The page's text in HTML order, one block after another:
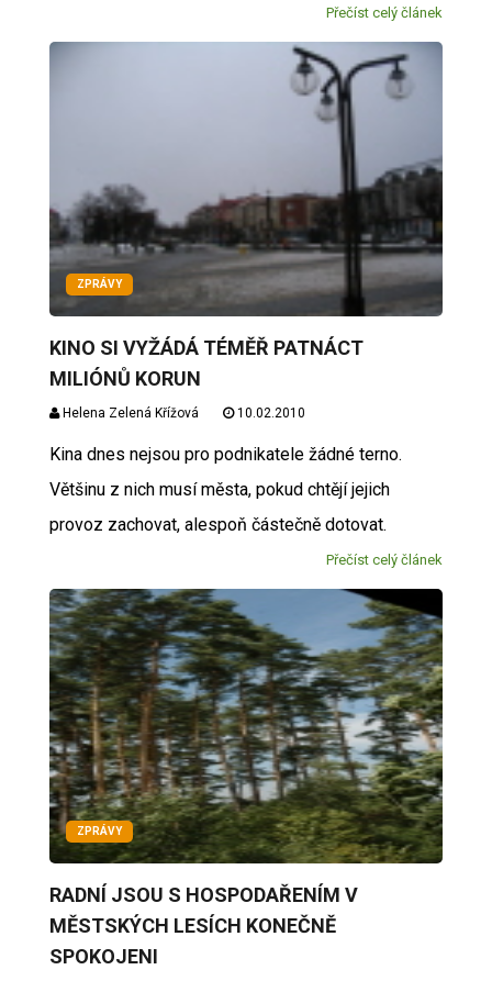
Přečíst celý článek
ZPRÁVY
KINO SI VYŽÁDÁ TÉMĚŘ PATNÁCT
MILIÓNŮ KORUN
Helena Zelená Křížová 10.02.2010
Kina dnes nejsou pro podnikatele žádné terno.
Většinu z nich musí města, pokud chtějí jejich
provoz zachovat, alespoň částečně dotovat.
Přečíst celý článek
ZPRÁVY
RADNÍ JSOU S HOSPODAŘENÍM V
MĚSTSKÝCH LESÍCH KONEČNĚ
SPOKOJENI